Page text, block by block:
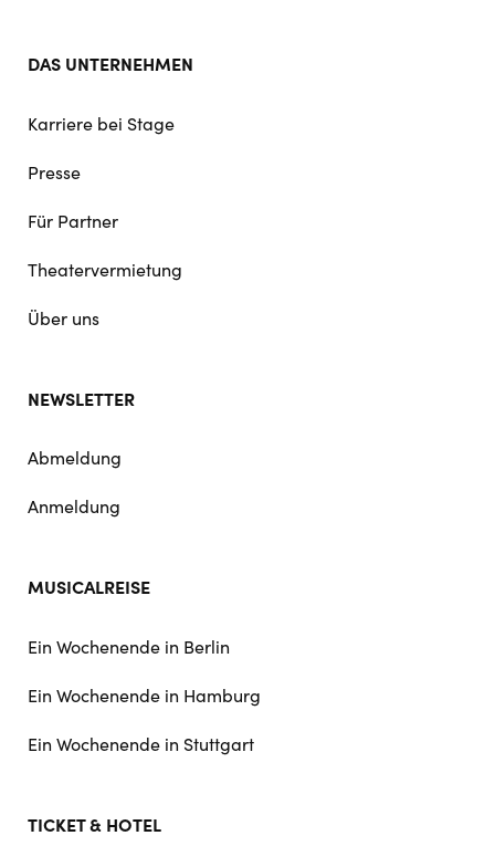
DAS UNTERNEHMEN
Karriere bei Stage
Presse
Für Partner
Theatervermietung
Über uns
NEWSLETTER
Abmeldung
Anmeldung
MUSICALREISE
Ein Wochenende in Berlin
Ein Wochenende in Hamburg
Ein Wochenende in Stuttgart
TICKET & HOTEL